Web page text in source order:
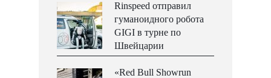
Rinspeed отправил
гуманоидного робота
GIGI в турне по
Швейцарии
«Red Bull Showrun